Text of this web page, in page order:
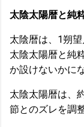
太陰太陽暦と純
太陰暦は、1朔
太陰太陽暦と純
か設けないかに
太陰太陽暦は、
節とのズレを調